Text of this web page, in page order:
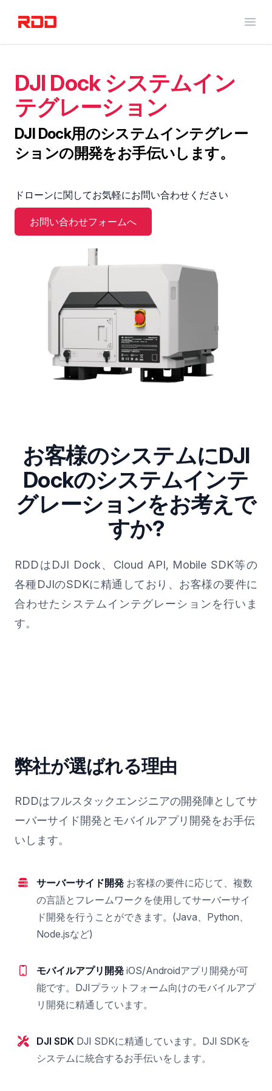
RED DOT DRONE
メニ
DJI Dock システムイン
テグレーション
DJI Dock用のシステムインテグレー
ションの開発をお手伝いします。
ドローンに関してお気軽にお問い合わせください
お問い合わせフォームへ
お客様のシステムにDJI
Dockのシステムインテ
グレーションをお考えで
すか?
RDDはDJI Dock、Cloud API, Mobile SDK等の
各種DJIのSDKに精通しており、お客様の要件に
合わせたシステムインテグレーションを行いま
す。
弊社が選ばれる理由
RDDはフルスタックエンジニアの開発陣としてサ
ーバーサイド開発とモバイルアプリ開発をお手伝
いします。
サーバーサイド開発 お客様の要件に応じて、複数
の言語とフレームワークを使用してサーバーサイ
ド開発を行うことができます。(Java、Python、
Node.jsなど)
モバイルアプリ開発 iOS/Androidアプリ開発が可
能です。DJIプラットフォーム向けのモバイルアプ
リ開発に精通しています。
DJI SDK DJI SDKに精通しています。DJI SDKを
システムに統合するお手伝いをします。